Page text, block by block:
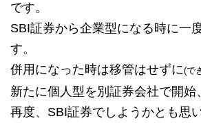
です。
SBI証券から企業型になる時に一
す。
併用になった時は移管はせずに(で
新たに個人型を別証券会社で開始
再度、SBI証券でしようかとも思